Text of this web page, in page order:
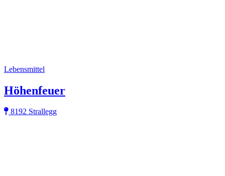
Lebensmittel
Höhenfeuer
8192 Strallegg